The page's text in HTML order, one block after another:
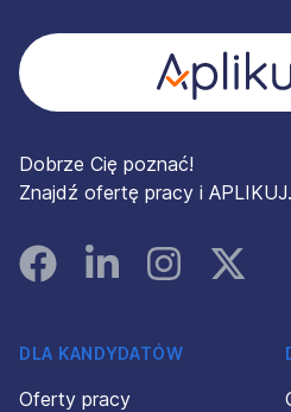
Dobrze Cię poznać!
Znajdź ofertę pracy i APLIKUJ.
FacebookLinked InInstagramInstagram
DLA KANDYDATÓW
Oferty pracy